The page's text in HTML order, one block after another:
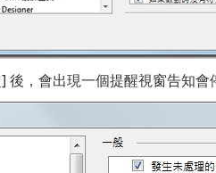
後，會出現一個提醒視窗告知會